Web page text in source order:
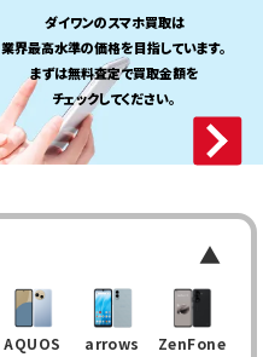
ダイワンのスマホ買取は
業界最高水準の価格を目指しています。
まずは無料査定で買取金額を
チェックしてください。
AQUOS arrows ZenFone